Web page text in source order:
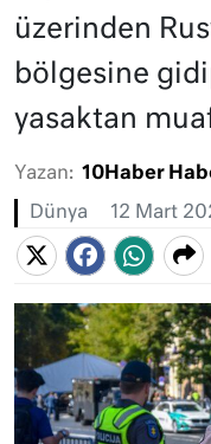
üzerinden
bölgesine
yasaktan
Yazan: 10Haber
Dünya 12 Mart